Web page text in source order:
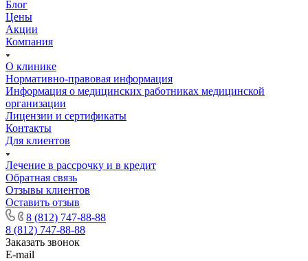
Блог
Цены
Акции
Компания
О клинике
Нормативно-правовая информация
Информация о медицинских работниках медицинской
организации
Лицензии и сертификаты
Контакты
Для клиентов
Лечение в рассрочку и в кредит
Обратная связь
Отзывы клиентов
Оставить отзыв
8 (812) 747-88-88
8 (812) 747-88-88
Заказать звонок
E-mail